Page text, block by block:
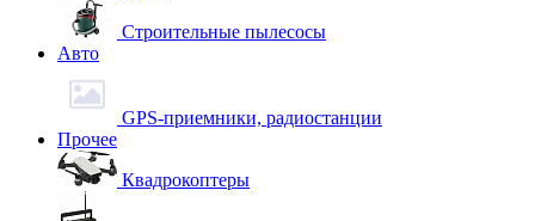
Строительные пылесосы
Авто
GPS-приемники, радиостанции
Прочее
Квадрокоптеры